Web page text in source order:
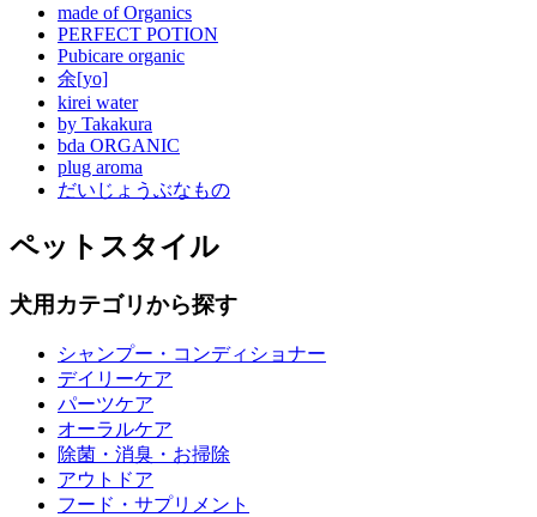
made of Organics
PERFECT POTION
Pubicare organic
余[yo]
kirei water
by Takakura
bda ORGANIC
plug aroma
だいじょうぶなもの
ペットスタイル
犬用カテゴリから探す
シャンプー・コンディショナー
デイリーケア
パーツケア
オーラルケア
除菌・消臭・お掃除
アウトドア
フード・サプリメント